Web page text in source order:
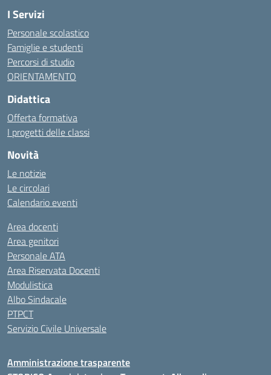
I Servizi
Personale scolastico
Famiglie e studenti
Percorsi di studio
ORIENTAMENTO
Didattica
Offerta formativa
I progetti delle classi
Novità
Le notizie
Le circolari
Calendario eventi
Area docenti
Area genitori
Personale ATA
Area Riservata Docenti
Modulistica
Albo Sindacale
PTPCT
Servizio Civile Universale
Amministrazione trasparente